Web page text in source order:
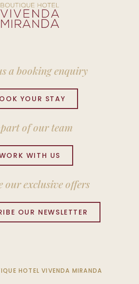
a booking enquiry
YOUR STAY
of our team
WITH US
our exclusive offers
OUR NEWSLETTER
HOTEL VIVENDA MIRANDA